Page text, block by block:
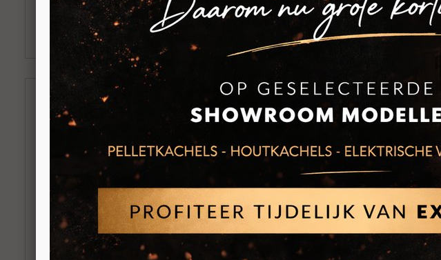
BEKIJKEN BEKIJKEN
MCZ Mida
Vrijstaande pelletkachel 8kW
Boven en Achteraansluiting
MCZ Mood
Vrijstaande ronde pelletkachel 8kW
Kanaliseerbaar